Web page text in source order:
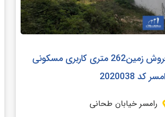
فروش زمین262 متری کاربری مسکونی
کد 2020038
رامسر خیابان طحانی